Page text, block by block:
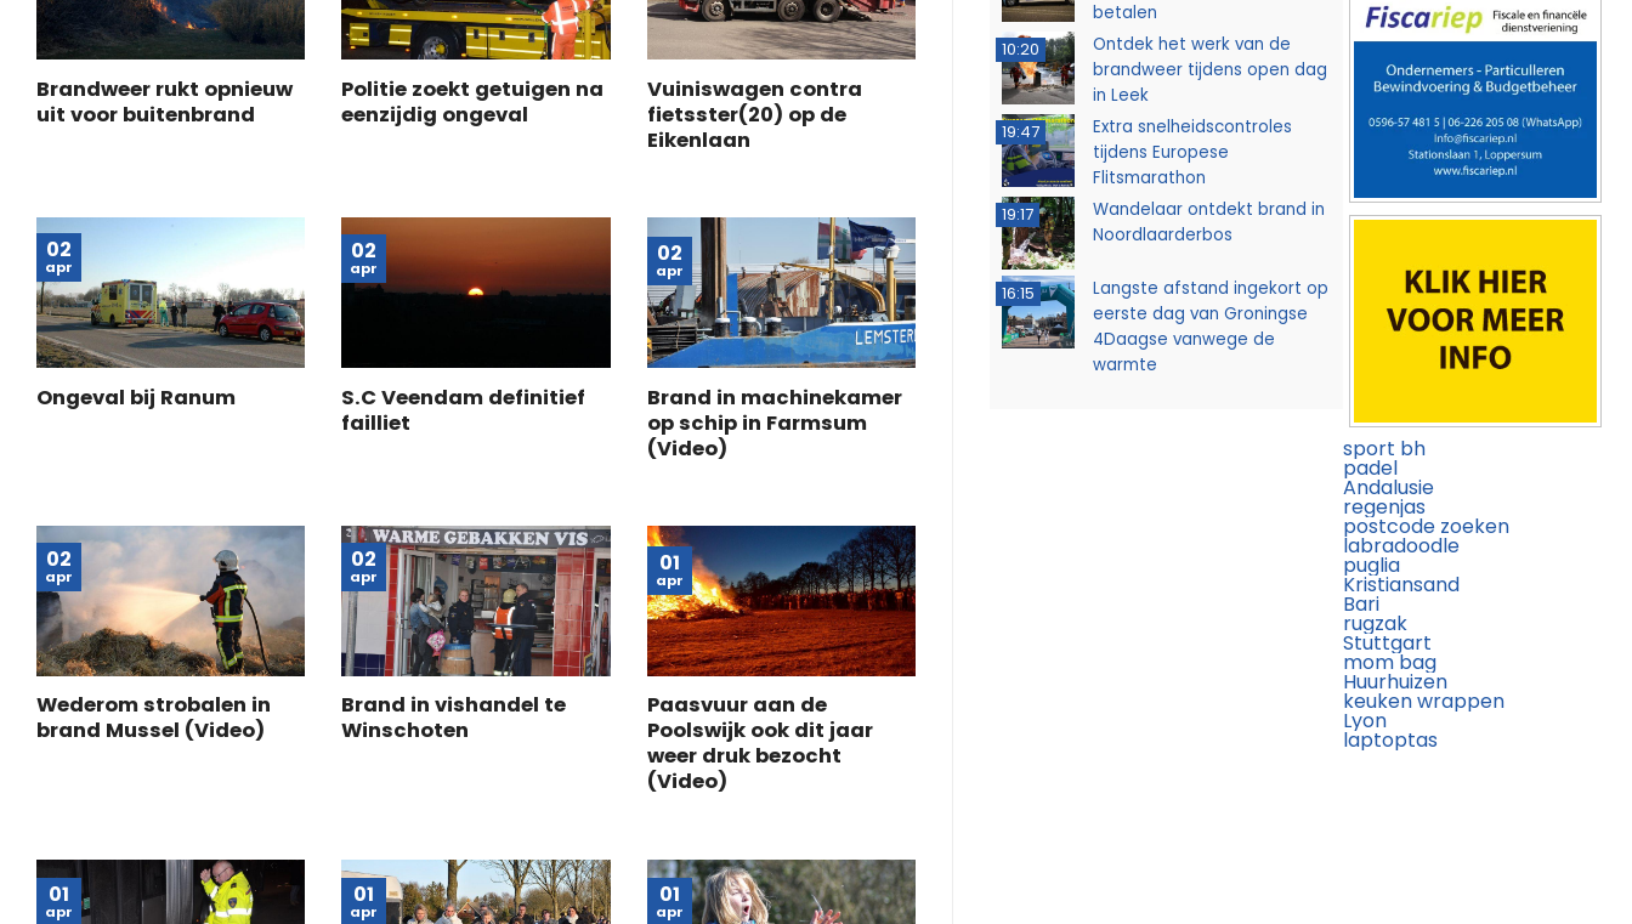
Brandweer rukt opnieuw
uit voor buitenbrand
Politie zoekt getuigen na
eenzijdig ongeval
Vuiniswagen contra
fietsster(20) op de
Eikenlaan
Ongeval bij Ranum
02
apr
S.C Veendam definitief
failliet
02
apr
Brand in machinekamer
op schip in Farmsum
(Video)
02
apr
Wederom strobalen in
brand Mussel (Video)
02
apr
Brand in vishandel te
Winschoten
02
apr
Paasvuur aan de
Poolswijk ook dit jaar
weer druk bezocht
(Video)
01
apr
01
apr
01
apr
01
apr
betalen
10:20
Ontdek het werk van de
brandweer tijdens open dag
in Leek
19:47
Extra snelheidscontroles
tijdens Europese
Flitsmarathon
19:17
Wandelaar ontdekt brand in
Noordlaarderbos
16:15
Langste afstand ingekort op
eerste dag van Groningse
4Daagse vanwege de
warmte
sport bh
padel
Andalusie
regenjas
postcode zoeken
labradoodle
puglia
Kristiansand
Bari
rugzak
Stuttgart
mom bag
Huurhuizen
keuken wrappen
Lyon
laptoptas